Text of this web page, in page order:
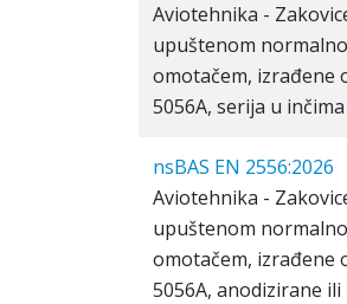
Aviotehnika -
upuštenom
omotačem, izrađene
5056A, serija u inčima
nsBAS EN 2556:2026
Aviotehnika -
upuštenom
omotačem, izrađene
5056A, anodizirane